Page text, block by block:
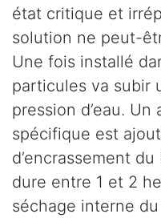
état critique et
solution ne peut-
Une fois installé
particules va subir
pression d’eau.
spécifique est
d’encrassement du
dure entre 1 et 2
séchage interne